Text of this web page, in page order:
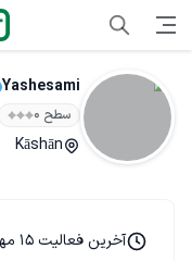
Yashesami
سطح ۰
Kāshān
آخرین فعالیت 15 مهر 1404